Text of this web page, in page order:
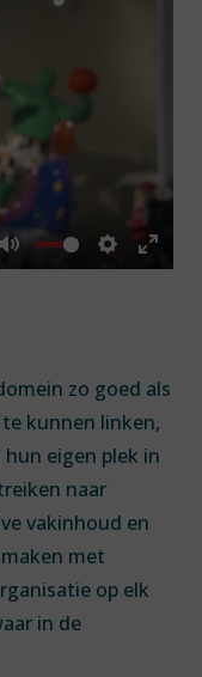
Mute Settings
Enter
zo goed als
kunnen linken,
eigen plek in
naar
vakinhoud en
met
op elk
in de